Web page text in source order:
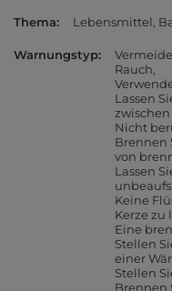
Thema Lebensmittel
Warnungstyp
Rauch
Lassen
Nicht
Brennen
von
Lassen
Keine
Kerze zu
Eine
Stellen
einer
Stellen
Brennen